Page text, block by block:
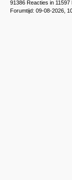
91386 Reacties in
Forumtijd: 09-08-2026,